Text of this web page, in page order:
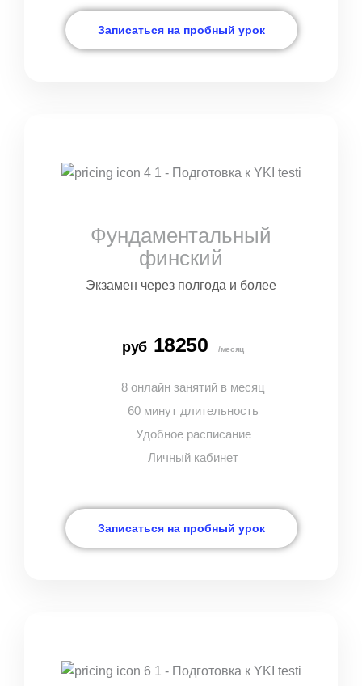
Записаться на пробный урок
Фундаментальный
финский
Экзамен через полгода и более
руб 18250 /месяц
8 онлайн занятий в месяц
60 минут длительность
Удобное расписание
Личный кабинет
Записаться на пробный урок